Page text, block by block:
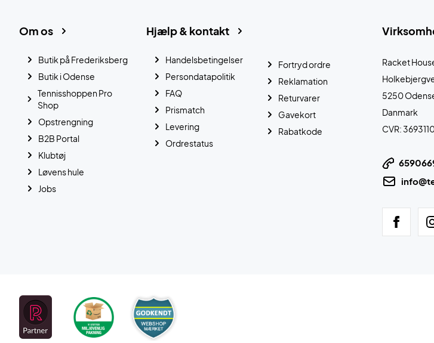
Racket
5250
Danmark
CVR:
Hjælp & kontakt
Handelsbetingelser
Persondatapolitik
FAQ
Prismatch
Levering
Ordrestatus
Fortryd ordre
Reklamation
Returvarer
Gavekort
Rabatkode
Om os
Butik på Frederiksberg
Butik i Odense
Tennisshoppen Pro
Shop
Opstrengning
B2B Portal
Klubtøj
Løvens hule
Jobs